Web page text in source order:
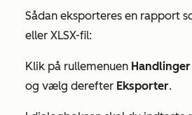
Sådan eksporteres en rapport
eller XLSX-fil:
Klik på rullemenuen Handlinger
og vælg derefter Eksporter.